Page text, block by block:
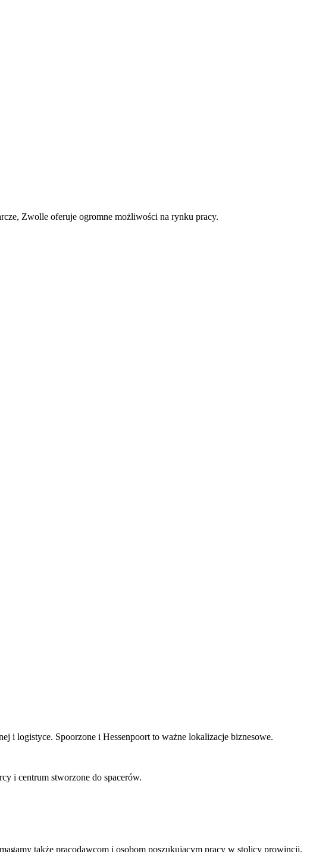
Zwolle oferuje ogromne możliwości na rynku pracy.
i logistyce. Spoorzone i Hessenpoort to ważne lokalizacje biznesowe.
i centrum stworzone do spacerów.
także pracodawcom i osobom poszukującym pracy w stolicy prowincji.